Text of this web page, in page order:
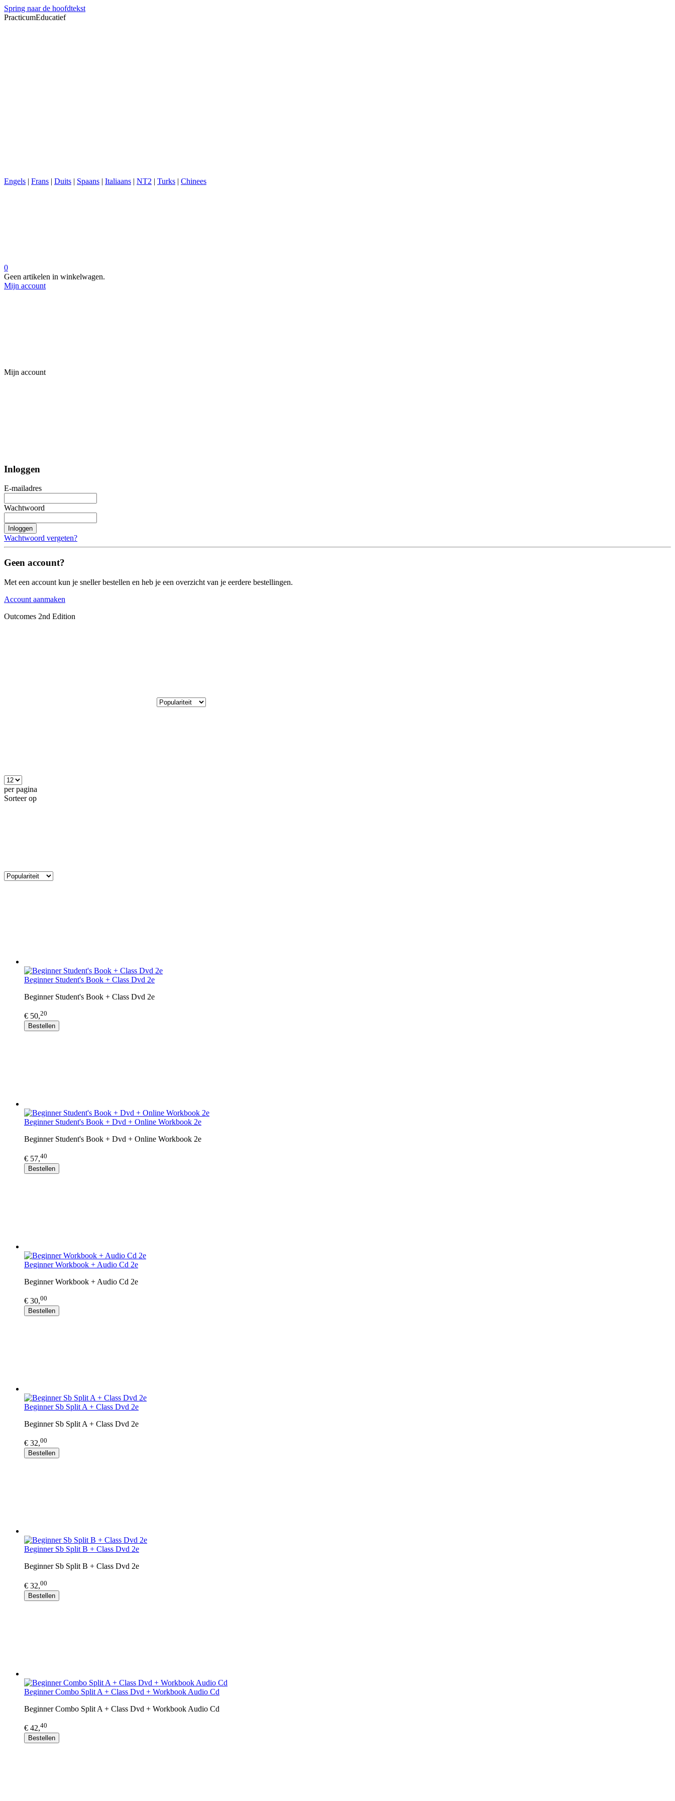
Spring naar de hoofdtekst
PracticumEducatief
Engels | Frans | Duits | Spaans | Italiaans | NT2 | Turks | Chinees
0
Geen artikelen in winkelwagen.
Mijn account
Mijn account
Inloggen
E-mailadres
Wachtwoord
Inloggen
Wachtwoord vergeten?
Geen account?
Met een account kun je sneller bestellen en heb je een overzicht van je eerdere bestellingen.
Account aanmaken
Outcomes 2nd Edition
per pagina
Sorteer op
Beginner Student's Book + Class Dvd 2e
Beginner Student's Book + Class Dvd 2e
€ 50,20
Bestellen
Beginner Student's Book + Dvd + Online Workbook 2e
Beginner Student's Book + Dvd + Online Workbook 2e
€ 57,40
Bestellen
Beginner Workbook + Audio Cd 2e
Beginner Workbook + Audio Cd 2e
€ 30,00
Bestellen
Beginner Sb Split A + Class Dvd 2e
Beginner Sb Split A + Class Dvd 2e
€ 32,00
Bestellen
Beginner Sb Split B + Class Dvd 2e
Beginner Sb Split B + Class Dvd 2e
€ 32,00
Bestellen
Beginner Combo Split A + Class Dvd + Workbook Audio Cd
Beginner Combo Split A + Class Dvd + Workbook Audio Cd
€ 42,40
Bestellen